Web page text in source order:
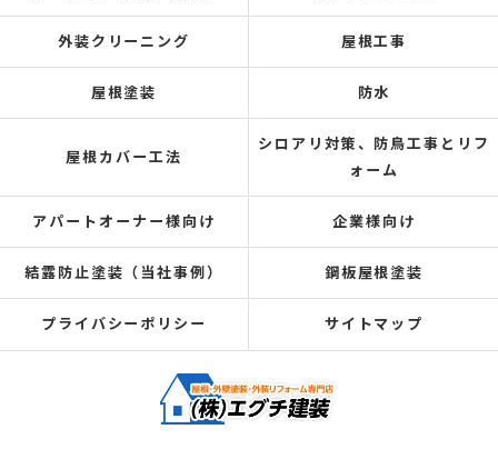
外装クリーニング 屋根工事
屋根塗装 防水
屋根カバー工法
シロアリ対策、防鳥工事とリフ
ォーム
アパートオーナー様向け 企業様向け
結露防止塗装（当社事例） 鋼板屋根塗装
プライバシーポリシー サイトマップ